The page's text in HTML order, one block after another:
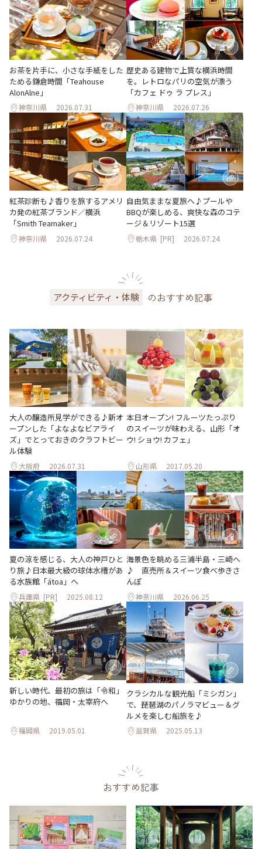
お茶を片手に、小さな手紙をした
ためる鎌倉時間「Teahouse
AlonAlne」
神奈川県 2026.07.31
歴史ある建物で上質な横浜時間
を。レトロなパリの空気が漂う
「カフェ ドゥ ラ プレス」
神奈川県 2026.07.26
紅茶診断も♪香りを旅するアメリ
カ発の紅茶ブランド／横浜
「Smith Teamaker」
神奈川県 2026.07.24
自由気ままな夏旅へ♪プールや
BBQが楽しめる、爽快な森のコテ
ージ＆リゾート15選
栃木県 [PR] 2026.07.24
アクティビティ・体験 のおすすめ記事
大人の醸造所見学ができる♪新オ
ープンした「よなよなビアライ
ズ」でとっておきのクラフトビー
ル体験
大阪府 2026.07.31
本日オープン! フルーツたっぷり
のスイーツが味わえる、山形「オ
ウ! ショウ! カフェ」
山形県 2017.05.20
夏の涼を感じる、大人の神戸ひと
り旅♪日本最大級の球体水槽があ
る水族館「átoa」へ
兵庫県 [PR] 2025.08.12
海景色を眺める三浦半島・三崎へ
♪ 直売所＆スイーツ食べ歩きさ
んぽ
神奈川県 2026.06.25
新しい時代、最初の旅は「令和」
ゆかりの地、福岡・太宰府へ
福岡県 2019.05.01
クラシカルな観光船「ミシガン」
で、琵琶湖のパノラマビュー＆グ
ルメを楽しむ船旅を♪
滋賀県 2025.05.13
おすすめ記事